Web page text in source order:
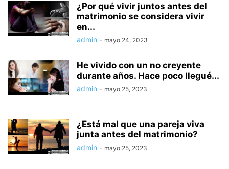
¿Por qué vivir juntos antes del
matrimonio se considera vivir
en...
admin - mayo 24, 2023
He vivido con un no creyente
durante años. Hace poco llegué...
admin - mayo 25, 2023
¿Está mal que una pareja viva
junta antes del matrimonio?
admin - mayo 25, 2023